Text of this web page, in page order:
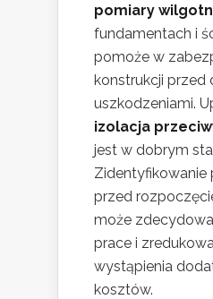
pomiary
fundamentach i
pomoże w
konstrukcji przed
uszkodzeniami.
izolacja
jest w dobrym
Zidentyfikowanie
przed
może
prace i
wystąpienia
kosztów.